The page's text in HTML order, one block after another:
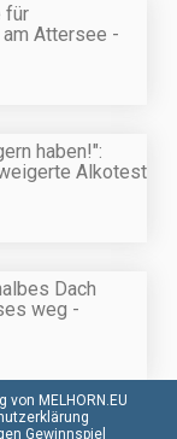
für
Attersee -
haben!":
Alkotest
Dach
weg -
von MELHORN.EU
Gewinnspiel